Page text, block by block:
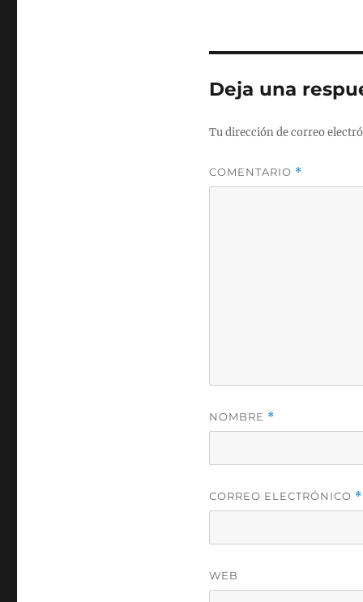
Deja una
Tu dirección de correo
COMENTARIO *
NOMBRE *
CORREO ELECTRÓNICO *
WEB